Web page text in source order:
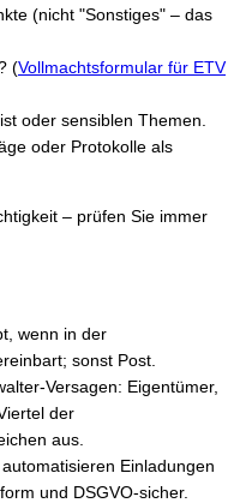
(nicht "Sonstiges" – das
(Vollmachtsformular für ETV
oder sensiblen Themen.
oder Protokolle als
– prüfen Sie immer
wenn in der
sonst Post.
Versagen: Eigentümer,
der
aus.
automatisieren Einladungen
und DSGVO-sicher.